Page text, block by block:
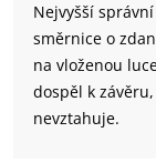
Nejvyšší
směrnice o
na vloženou
dospěl k
nevztahuje.